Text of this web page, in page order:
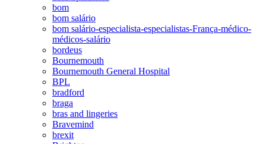
bom
bom salário
bom salário-especialista-especialistas-França-médico-
médicos-salário
bordeus
Bournemouth
Bournemouth General Hospital
BPL
bradford
braga
bras and lingeries
Bravemind
brexit